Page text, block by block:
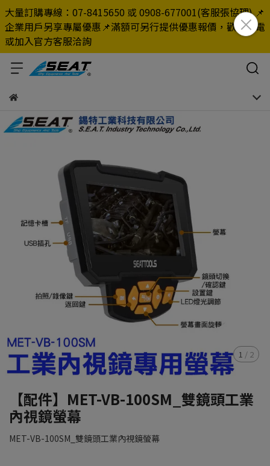
大量訂購專線：07-8415650 或 0908-677001(客服張協理) 📌
企業用戶另享專屬優惠📌滿額可另行提供優惠報價，歡迎來電
或加入官方客服洽詢
1 / 2
【配件】MET-VB-100SM_雙鏡頭工業
內視鏡螢幕
MET-VB-100SM_雙鏡頭工業內視鏡螢幕